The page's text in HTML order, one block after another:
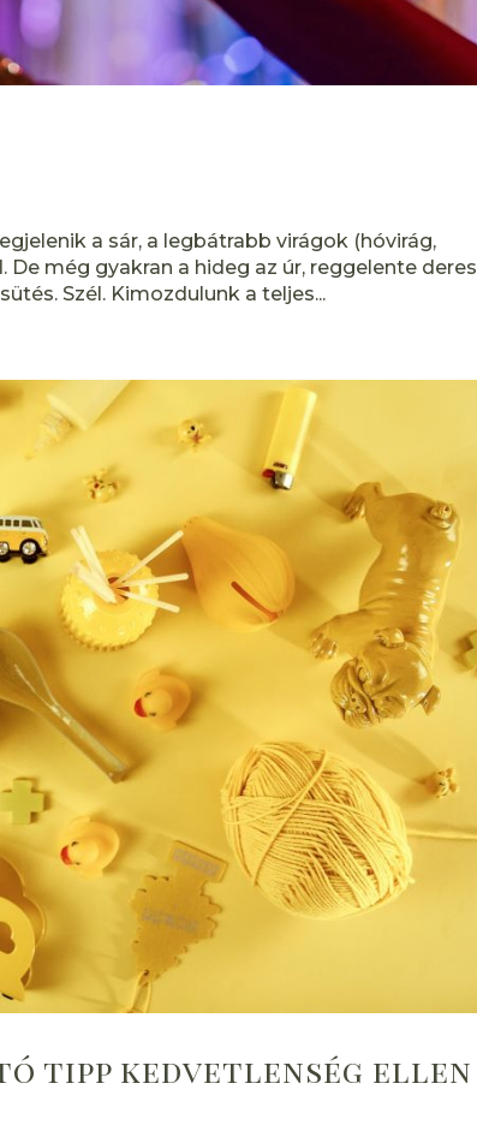
a sár, a legbátrabb virágok (hóvirág,
még gyakran a hideg az úr, reggelente deres
Szél. Kimozdulunk a teljes...
tipp kedvetlenség ellen